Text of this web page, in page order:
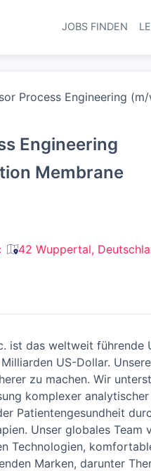
JOBS FINDEN
Process Engineering
Engineering
Membrane
42 Wuppertal,
ist das weltweit
US-Dollar.
zu machen. Wir
komplexer
Patientengesundheit
Unser globales
Technologien,
Marken, darunter